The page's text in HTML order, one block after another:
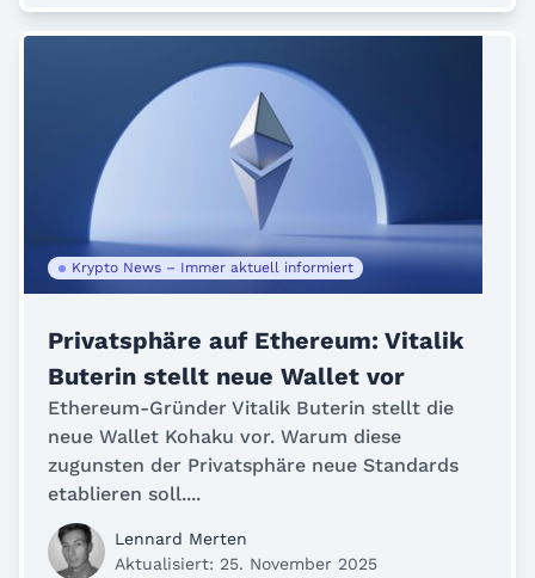
Krypto News – Immer aktuell informiert
Privatsphäre auf Ethereum: Vitalik
Buterin stellt neue Wallet vor
Ethereum-Gründer Vitalik Buterin stellt die
neue Wallet Kohaku vor. Warum diese
zugunsten der Privatsphäre neue Standards
etablieren soll....
Lennard Merten
Aktualisiert: 25. November 2025